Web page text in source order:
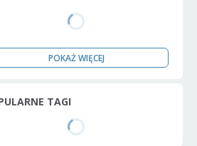
POKAŻ WIĘCEJ
TAGI